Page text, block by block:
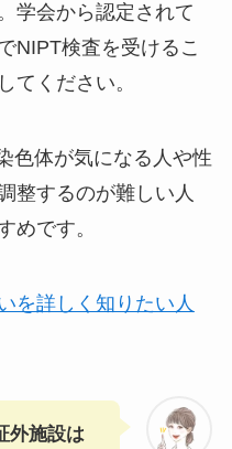
学会から認定されて
NIPT検査を受けるこ
てください。
色体が気になる人や性
整するのが難しい人
めです。
を詳しく知りたい人
外施設は